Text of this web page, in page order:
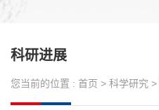
科研进展
您当前的位置 : 首页 > 科学研究 >